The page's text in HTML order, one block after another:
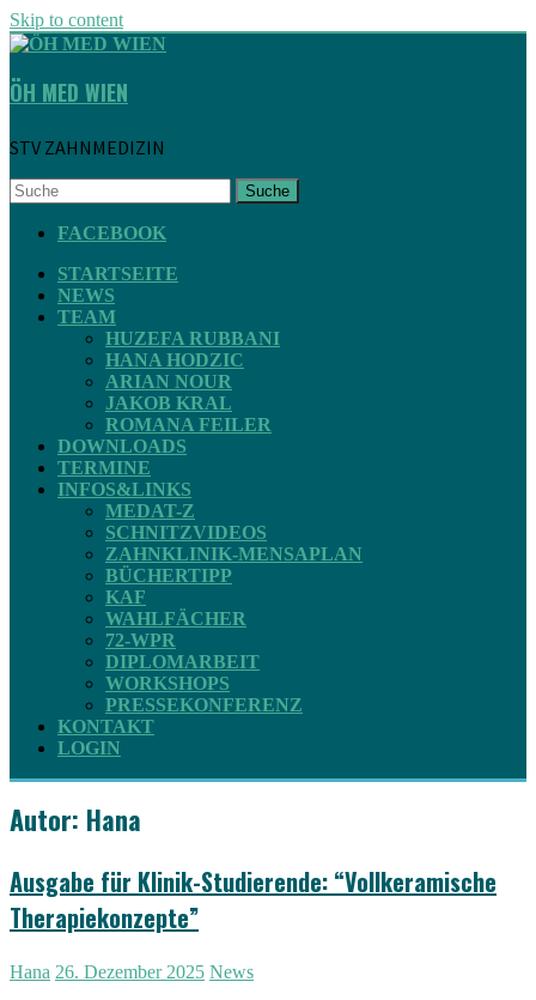
Skip to content
ÖH MED WIEN
STV ZAHNMEDIZIN
Suche
FACEBOOK
STARTSEITE
NEWS
TEAM
HUZEFA RUBBANI
HANA HODZIC
ARIAN NOUR
JAKOB KRAL
ROMANA FEILER
DOWNLOADS
TERMINE
INFOS&LINKS
MEDAT-Z
SCHNITZVIDEOS
ZAHNKLINIK-MENSAPLAN
BÜCHERTIPP
KAF
WAHLFÄCHER
72-WPR
DIPLOMARBEIT
WORKSHOPS
PRESSEKONFERENZ
KONTAKT
LOGIN
Autor: Hana
Ausgabe für Klinik-Studierende: “Vollkeramische
Therapiekonzepte”
Hana 26. Dezember 2025 News